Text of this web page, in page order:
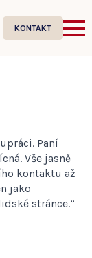
KONTAKT
Paní
Vše jasně
kontaktu až
jako
stránce.”